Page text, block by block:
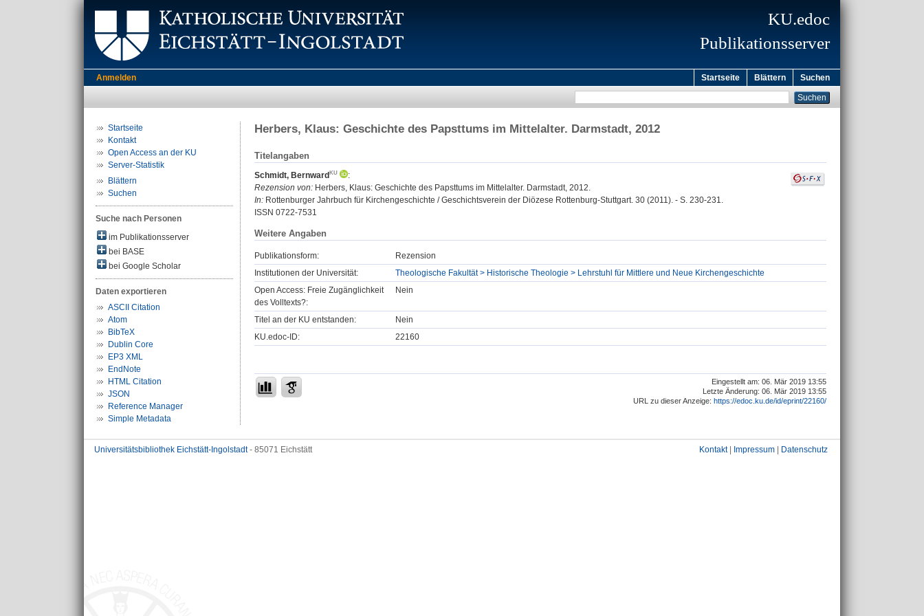
KU.edoc
Publikationsserver
Anmelden Startseite Blättern Suchen
Startseite
Kontakt
Open Access an der KU
Server-Statistik
Blättern
Suchen
Suche nach Personen
im Publikationsserver
bei BASE
bei Google Scholar
Daten exportieren
ASCII Citation
Atom
BibTeX
Dublin Core
EP3 XML
EndNote
HTML Citation
JSON
Reference Manager
Simple Metadata
Herbers, Klaus: Geschichte des Papsttums im Mittelalter. Darmstadt, 2012
Titelangaben
Schmidt, Bernward
:
Rezension von: Herbers, Klaus: Geschichte des Papsttums im Mittelalter. Darmstadt, 2012.
In: Rottenburger Jahrbuch für Kirchengeschichte / Geschichtsverein der Diözese Rottenburg-Stuttgart. 30 (2011). - S. 230-231.
ISSN 0722-7531
Weitere Angaben
Publikationsform:
Rezension
Institutionen der Universität:
Theologische Fakultät > Historische Theologie > Lehrstuhl für Mittlere und Neue Kirchengeschichte
Open Access: Freie Zugänglichkeit
des Volltexts?:
Nein
Titel an der KU entstanden:
Nein
KU.edoc-ID:
22160
Eingestellt am: 06. Mär 2019 13:55
Letzte Änderung: 06. Mär 2019 13:55
URL zu dieser Anzeige: https://edoc.ku.de/id/eprint/22160/
Universitätsbibliothek Eichstätt-Ingolstadt- 85071 Eichstätt Kontakt| Impressum Datenschutz